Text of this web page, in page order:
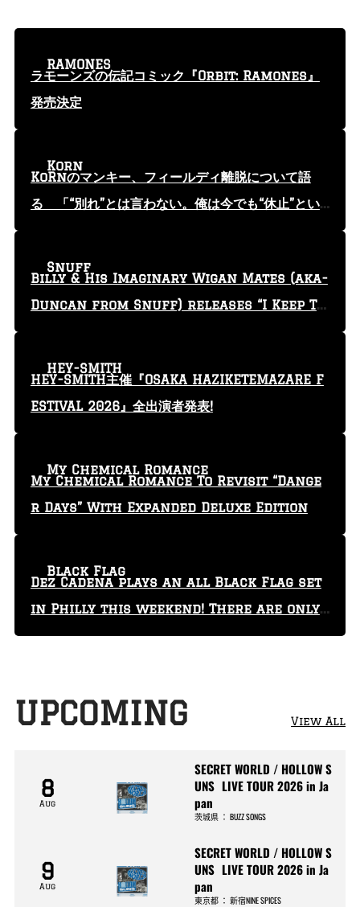
ラモーンズの伝記コミック『Orbit: Ramones』
発売決定
RAMONES
KoRnのマンキー、フィールディ離脱について語
る 「“別れ”とは言わない。俺は今でも“休止”とい
Korn
Billy & His Imaginary Wigan Mates (aka-
Duncan from Snuff) releases “I Keep Tr
Snuff
HEY-SMITH主催『OSAKA HAZIKETEMAZARE F
ESTIVAL 2026』全出演者発表!
HEY-SMITH
My Chemical Romance To Revisit “Dange
r Days” With Expanded Deluxe Edition
My Chemical Romance
Dez Cadena plays an all Black Flag set
in Philly this weekend! There are only
29 tickets left!
Black Flag
UPCOMING View All
8
Aug
SECRET WORLD / HOLLOW S
UNS LIVE TOUR 2026 in Ja
pan
茨城県 ：BUZZ SONGS
9
Aug
SECRET WORLD / HOLLOW S
UNS LIVE TOUR 2026 in Ja
pan
東京都 ：新宿NINE SPICES